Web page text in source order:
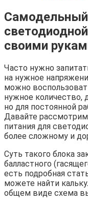
Самодельный
своими
Часто нужно
на нужное
можно
нужное количество,
но для постоянной
Давайте
питания для
более сложному и
Суть такого блока
балластного
есть подробная
можете найти
общем виде схема